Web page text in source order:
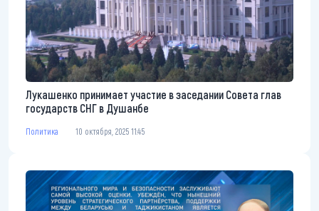
Лукашенко принимает участие в заседании Совета глав
государств СНГ в Душанбе
Политика 10 октября, 2025 11:45